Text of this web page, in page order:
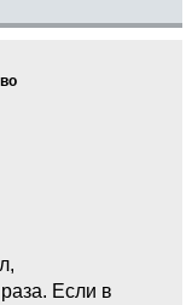
Если в